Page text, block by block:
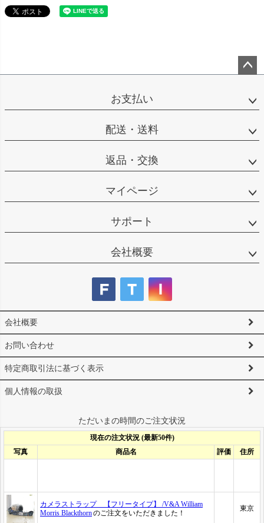
ップ
お支払い
配送・送料
返品・交換
マイページ
サポート
会社概要
会社概要
お問い合わせ
特定商取引法に基づく表示
個人情報の取扱
ただいまの時間のご注文状況